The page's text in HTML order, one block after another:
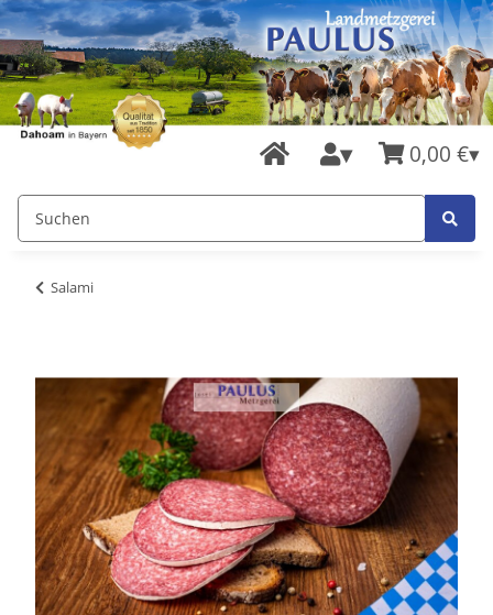
0,00 €
Salami